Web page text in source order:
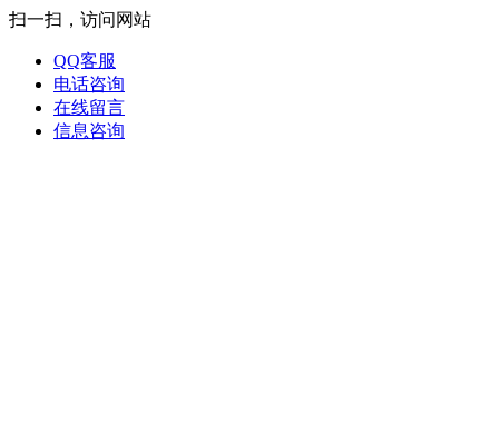
扫一扫，访问网站
QQ客服
电话咨询
在线留言
信息咨询